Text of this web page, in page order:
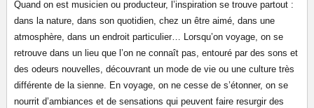
Quand on est musicien ou producteur, l’inspiration se trouve partout :
dans la nature, dans son quotidien, chez un être aimé, dans une
atmosphère, dans un endroit particulier… Lorsqu’on voyage, on se
retrouve dans un lieu que l’on ne connaît pas, entouré par des sons et
des odeurs nouvelles, découvrant un mode de vie ou une culture très
différente de la sienne. En voyage, on ne cesse de s’étonner, on se
nourrit d’ambiances et de sensations qui peuvent faire resurgir des